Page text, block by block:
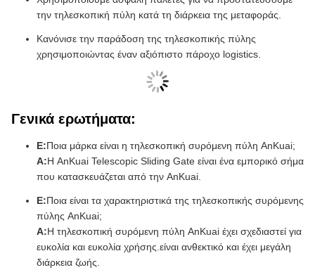
Κανόνισε την παράδοση της τηλεσκοπικής πύλης
Ε:Ποια μάρκα είναι η τηλεσκοπική συρόμενη πύλη AnKuai;
που κατασκευάζεται από την AnKuai.
Ε:Ποια είναι τα χαρακτηριστικά της τηλεσκοπικής συρόμενης
Η τηλεσκοπική συρόμενη πύλη AnKuai έχει σχεδιαστεί για
ευκολία και ευκολία χρήσης.είναι ανθεκτικό και έχει μεγάλη
διάρκεια ζωής.
Ε:Ποια είναι η χωρητικότητα βάρους της τηλεσκοπικής